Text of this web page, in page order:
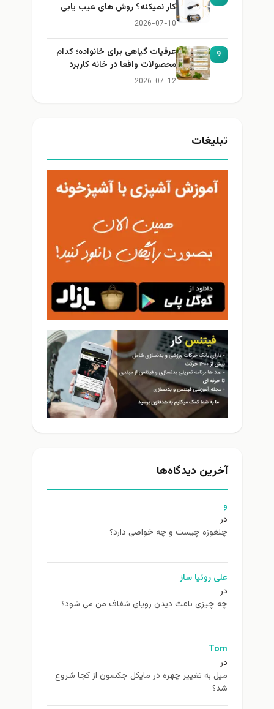
کار نمیکنه؟ روش های عیب یابی
2026-07-10
9
عرقیات گیاهی برای خانواده؛ کدام
محصولات واقعا در خانه کاربرد
دارند؟
2026-07-12
تبلیغات
آخرین دیدگاه‌ها
و
در
چلغوزه چیست و چه خواصی دارد؟
علی روئیا ساز
در
چه چیزی باعث دیدن رویای شفاف من می شود؟
Tom
در
ميل به تغيير چهره در مایکل جکسون از كجا شروع
شد؟